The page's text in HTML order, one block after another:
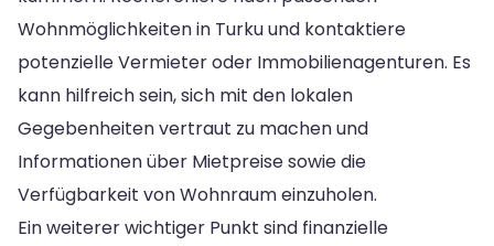
Wohnmöglichkeiten in Turku und kontaktiere
potenzielle Vermieter oder Immobilienagenturen. Es
kann hilfreich sein, sich mit den lokalen
Gegebenheiten vertraut zu machen und
Informationen über Mietpreise sowie die
Verfügbarkeit von Wohnraum einzuholen.
Ein weiterer wichtiger Punkt sind finanzielle